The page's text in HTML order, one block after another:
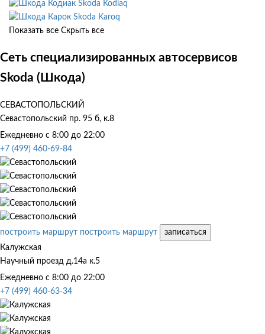
Skoda Kodiaq
Skoda Karoq
Показать все Скрыть все
Сеть специализированных автосервисов
Skoda (Шкода)
СЕВАСТОПОЛЬСКИЙ
Севастопольский пр. 95 б, к.8
Ежедневно с 8:00 до 22:00
+7 (499) 460-69-84
построить маршрут построить маршрут
записаться
Калужская
Научный проезд д.14а к.5
Ежедневно с 8:00 до 22:00
+7 (499) 460-63-34